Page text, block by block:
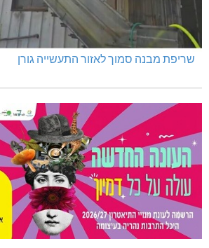
שריפת מבנה סמוך לאזור התעשייה גורן